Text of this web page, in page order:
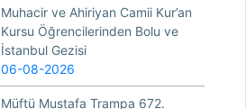
Muhacir ve Ahiriyan Camii Kur’an
Kursu Öğrencilerinden Bolu ve
İstanbul Gezisi
06-08-2026
Müftü Mustafa Trampa 672.